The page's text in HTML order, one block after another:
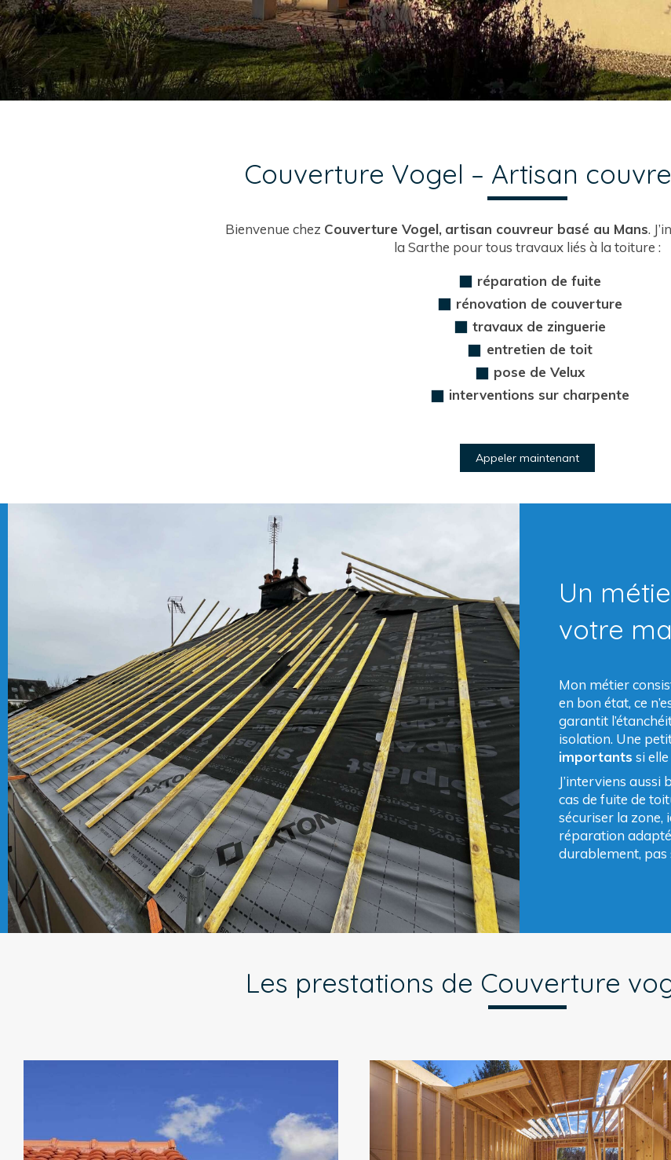
Couverture Vogel – Artisan
Bienvenue chez Couverture Vogel, artisan couvreur basé au Mans.
la Sarthe pour tous travaux liés à la toiture :
réparation de fuite
rénovation de couverture
travaux de zinguerie
entretien de toit
pose de Velux
interventions sur charpente
Appeler maintenant
Un
votre
Mon métier
en bon état, ce
garantit
isolation. Une
importants si
J’interviens aussi
cas de fuite de
sécuriser la zone,
réparation
durablement,
Les prestations de Couverture